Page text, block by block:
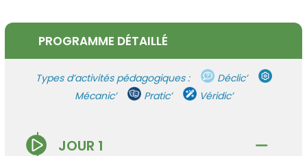
PROGRAMME DÉTAILLÉ
Types d’activités pédagogiques :
Déclic’
Mécanic’
Pratic’ Véridic’
JOUR 1